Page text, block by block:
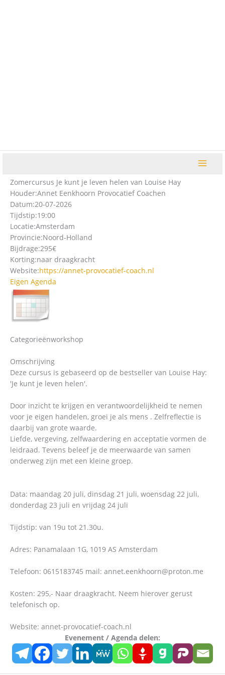
Zomercursus Je kunt je leven helen van Louise Hay
Houder:Annet Eenkhoorn Provocatief Coachen
Datum:20-07-2026
Tijdstip:19:00
Locatie:Amsterdam
Provincie:Noord-Holland
Bijdrage:295€
Korting:naar draagkracht
Website:https://annet-provocatief-coach.nl
Eigen Agenda
Categorieënworkshop
Omschrijving
Deze cursus is gebaseerd op de bestseller van Louise Hay:
'Je kunt je leven helen'.
Door inzicht te krijgen en verantwoordelijkheid te nemen
voor je eigen handelen, groei je als mens . Zelfreflectie is
daarbij van grote waarde.
Liefde, vergeving, zelfwaardering en acceptatie vormen de
leidraad. Tevens beleef je de meerwaarde van samen
onderweg zijn met een kleine groep.
Data: maandag 20 juli, dinsdag 21 juli, woensdag 22 juli,
donderdag 23 juli en vrijdag 24 juli
Tijdstip: van 19u tot 21.30u.
Adres: Panamalaan 1G, 1019 AS Amsterdam
Telefoon: 0615183745 mail: annet.eenkhoorn@proton.me
Kosten: 295,- Naar draagkracht. Neem hierover gerust
telefonisch op.
Website: annet-provocatief-coach.nl
Evenement / Agenda delen: